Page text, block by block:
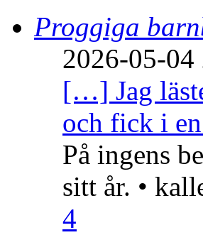
Proggiga
2026-05-04
[…] Jag
och fick i
På ingens
sitt år. •
4